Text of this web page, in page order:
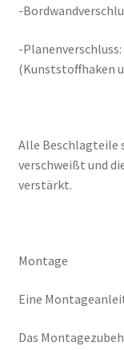
-
-
(Kunststoffhaken
Alle Beschlagteile
verschweißt und
verstärkt.
Montage
Eine
Das